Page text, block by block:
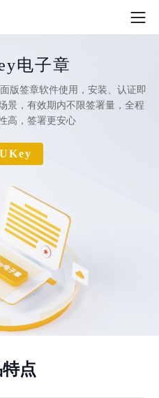
电子章
版签章软件使用，安装、认证即
景，有效期内不限签署量，全程
高，签署更安心
点